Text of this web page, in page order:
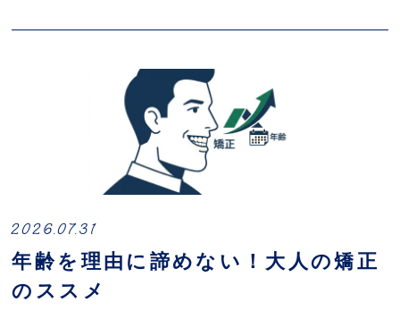
2026.07.31
年齢を理由に諦めない！大人の矯正
のススメ